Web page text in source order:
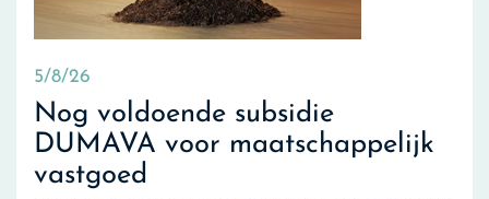
5/8/26
Nog voldoende subsidie
DUMAVA voor maatschappelijk
vastgoed